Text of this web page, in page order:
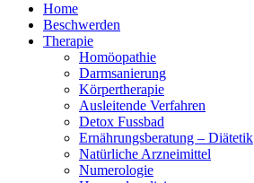
Home
Beschwerden
Therapie
Homöopathie
Darmsanierung
Körpertherapie
Ausleitende Verfahren
Detox Fussbad
Ernährungsberatung – Diätetik
Natürliche Arzneimittel
Numerologie